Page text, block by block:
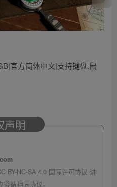
官方简体中文|支持键盘.鼠
声明
BY-NC-SA 4.0 国际许可协议 进
循相同协议。